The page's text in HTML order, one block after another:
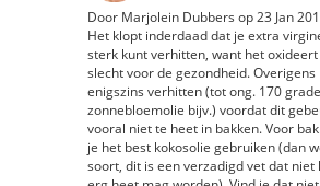
Door Marjolein Dubbers op23 Jan
Het klopt inderdaad dat je extra
sterk kunt verhitten, want het oxideert
slecht voor de gezondheid. Overigens
enigszins verhitten (tot ong. 170
zonnebloemolie bijv.) voordat dit
vooral niet te heet in bakken. Voor
je het best kokosolie gebruiken (dan
soort, dit is een verzadigd vet dat niet